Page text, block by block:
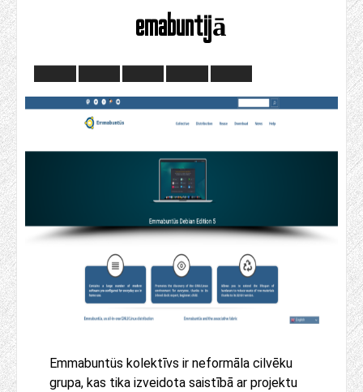
emabuntijā
Emmabuntüs kolektīvs ir neformāla cilvēku
grupa, kas tika izveidota saistībā ar projektu